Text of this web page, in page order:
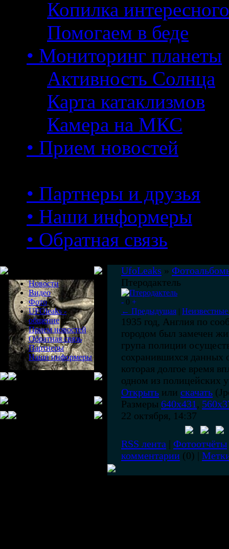
Копилка интересного
Помогаем в беде
• Мониторинг планеты
Активность Солнца
Карта катаклизмов
Камера на МКС
• Прием новостей
• Партнеры и друзья
• Наши информеры
• Обратная связь
Новости
Видео
Фото
UFOleaks -
общение
Прием новостей
Обратная связь
Партнеры
Наши информеры
UfoLeaks »
Птеродактель
- 0 +
← Предыдущая |
1935 год, Англия по
городом был замечен
група полиции
сохранившихся данных
которая долгое время
одном из полицейских
Открыть или скачать
Размеры 640x431 ,
22 октября, 14:37
RSS лента Фотоотчёты
комментарии (0) |